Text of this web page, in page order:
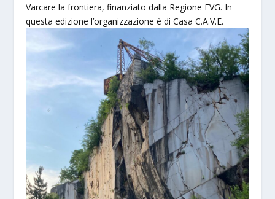
Varcare la frontiera, finanziato dalla Regione FVG. In
questa edizione l’organizzazione è di Casa C.A.V.E.